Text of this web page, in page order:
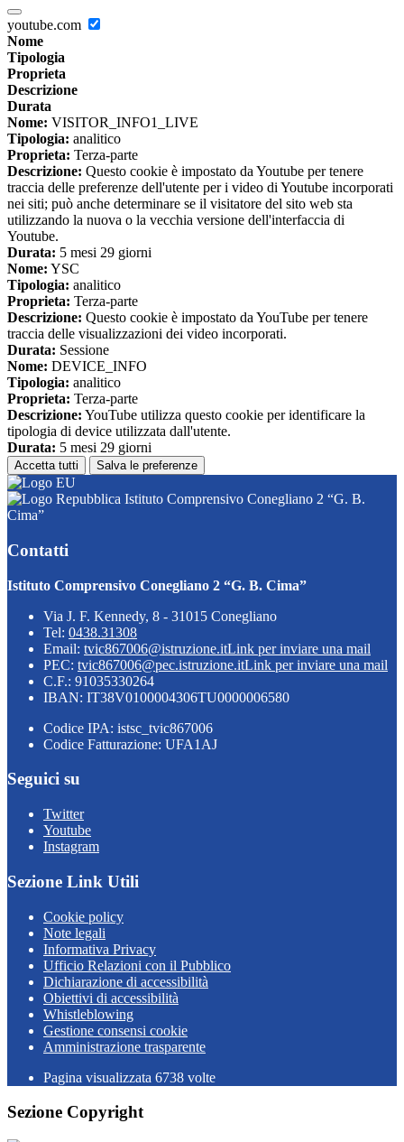
youtube.com
Nome
Tipologia
Proprieta
Descrizione
Durata
Nome: VISITOR_INFO1_LIVE
Tipologia: analitico
Proprieta: Terza-parte
Descrizione: Questo cookie è impostato da Youtube per tenere
traccia delle preferenze dell'utente per i video di Youtube incorporati
nei siti; può anche determinare se il visitatore del sito web sta
utilizzando la nuova o la vecchia versione dell'interfaccia di
Youtube.
Durata: 5 mesi 29 giorni
Nome: YSC
Tipologia: analitico
Proprieta: Terza-parte
Descrizione: Questo cookie è impostato da YouTube per tenere
traccia delle visualizzazioni dei video incorporati.
Durata: Sessione
Nome: DEVICE_INFO
Tipologia: analitico
Proprieta: Terza-parte
Descrizione: YouTube utilizza questo cookie per identificare la
tipologia di device utilizzata dall'utente.
Durata: 5 mesi 29 giorni
Accetta tutti Salva le preferenze
Istituto Comprensivo Conegliano 2 “G. B.
Cima”
Contatti
Istituto Comprensivo Conegliano 2 “G. B. Cima”
Via J. F. Kennedy, 8 - 31015 Conegliano
Tel: 0438.31308
Email: tvic867006@istruzione.itLink per inviare una mail
PEC: tvic867006@pec.istruzione.itLink per inviare una mail
C.F.: 91035330264
IBAN: IT38V0100004306TU0000006580
Codice IPA: istsc_tvic867006
Codice Fatturazione: UFA1AJ
Seguici su
Twitter
Youtube
Instagram
Sezione Link Utili
Cookie policy
Note legali
Informativa Privacy
Ufficio Relazioni con il Pubblico
Dichiarazione di accessibilità
Obiettivi di accessibilità
Whistleblowing
Gestione consensi cookie
Amministrazione trasparente
Pagina visualizzata 6738 volte
Sezione Copyright